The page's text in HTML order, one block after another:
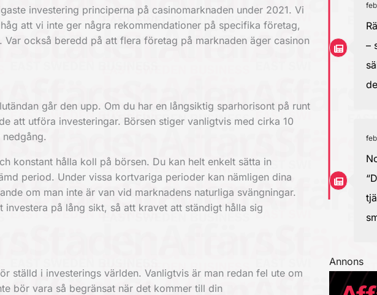
investering principerna på casinomarknaden under 2021. Vi
att vi inte ger några rekommendationer på specifika företag,
också beredd på att flera företag på marknaden äger casinon
går den upp. Om du har en långsiktig sparhorisont på runt
att utföra investeringar. Börsen stiger vanligtvis med cirka 10
konstant hålla koll på börsen. Du kan helt enkelt sätta in
period. Under vissa kortvariga perioder kan nämligen dina
om man inte är van vid marknadens naturliga svängningar.
på lång sikt, så att kravet att ständigt hålla sig
ställd i investerings världen. Vanligtvis är man redan fel ute om
bör vara så begränsat när det kommer till din
–
Annons